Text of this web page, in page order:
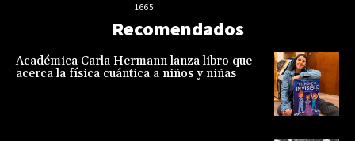
1665
Recomendados
Académica Carla Hermann lanza libro que
acerca la física cuántica a niños y niñas